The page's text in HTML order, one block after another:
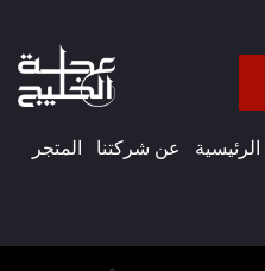
الرئيسية عن شركتنا​ المتجر